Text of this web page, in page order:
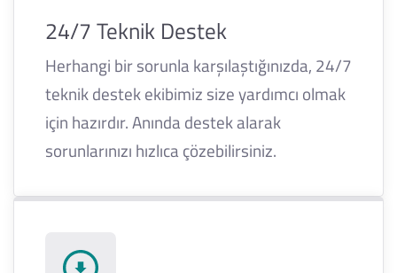
24/7 Teknik Destek
Herhangi bir sorunla karşılaştığınızda, 24/7
teknik destek ekibimiz size yardımcı olmak
için hazırdır. Anında destek alarak
sorunlarınızı hızlıca çözebilirsiniz.